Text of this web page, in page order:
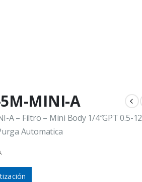
5M-MINI-A
A – Filtro – Mini Body 1/4″GPT 0.5-12
Automatica